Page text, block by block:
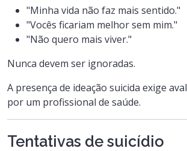
"Minha vida não faz mais sentido."
"Vocês ficariam melhor sem mim."
"Não quero mais viver."
Nunca devem ser ignoradas.
A presença de ideação suicida exige
por um profissional de saúde.
Tentativas de suicídio